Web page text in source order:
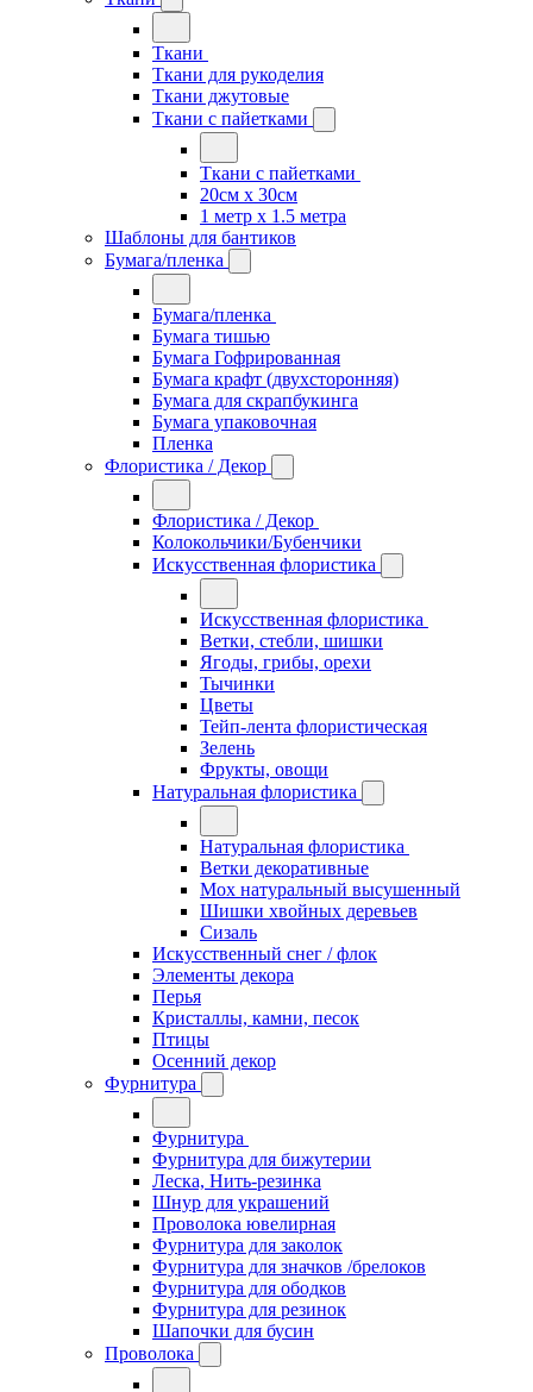
Ткани
Ткани для рукоделия
Ткани джутовые
Ткани с пайетками
Ткани с пайетками
20см х 30см
1 метр х 1.5 метра
Шаблоны для бантиков
Бумага/пленка
Бумага/пленка
Бумага тишью
Бумага Гофрированная
Бумага крафт (двухсторонняя)
Бумага для скрапбукинга
Бумага упаковочная
Пленка
Флористика / Декор
Флористика / Декор
Колокольчики/Бубенчики
Искусственная флористика
Искусственная флористика
Ветки, стебли, шишки
Ягоды, грибы, орехи
Тычинки
Цветы
Тейп-лента флористическая
Зелень
Фрукты, овощи
Натуральная флористика
Натуральная флористика
Ветки декоративные
Мох натуральный высушенный
Шишки хвойных деревьев
Сизаль
Искусственный снег / флок
Элементы декора
Перья
Кристаллы, камни, песок
Птицы
Осенний декор
Фурнитура
Фурнитура
Фурнитура для бижутерии
Леска, Нить-резинка
Шнур для украшений
Проволока ювелирная
Фурнитура для заколок
Фурнитура для значков /брелоков
Фурнитура для ободков
Фурнитура для резинок
Шапочки для бусин
Проволока